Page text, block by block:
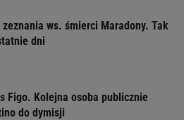
ws. śmierci Maradony. Tak
dni
Figo. Kolejna osoba publicznie
do dymisji